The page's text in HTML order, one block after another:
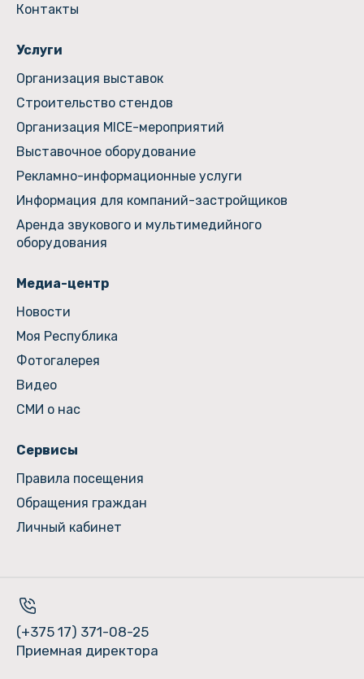
Контакты
Услуги
Организация выставок
Строительство стендов
Организация MICE-мероприятий
Выставочное оборудование
Рекламно-информационные услуги
Информация для компаний-застройщиков
Аренда звукового и мультимедийного
оборудования
Медиа-центр
Новости
Моя Республика
Фотогалерея
Видео
СМИ о нас
Сервисы
Правила посещения
Обращения граждан
Личный кабинет
(+375 17) 371-08-25
Приемная директора